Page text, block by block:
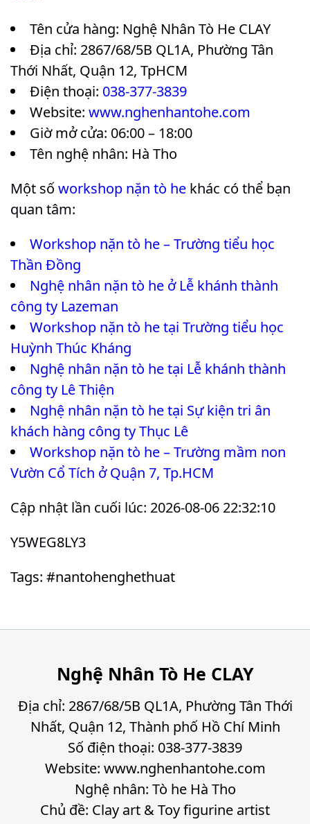
Tên cửa hàng: Nghệ Nhân Tò He CLAY
Địa chỉ: 2867/68/5B QL1A, Phường Tân
Thới Nhất, Quận 12, TpHCM
Điện thoại: 038-377-3839
Website: www.nghenhantohe.com
Giờ mở cửa: 06:00 – 18:00
Tên nghệ nhân: Hà Tho
Một sốworkshop nặn tò he khác có thể bạn
quan tâm:
Workshop nặn tò he – Trường tiểu học
Thần Đồng
Nghệ nhân nặn tò he ở Lễ khánh thành
công ty Lazeman
Workshop nặn tò he tại Trường tiểu học
Huỳnh Thúc Kháng
Nghệ nhân nặn tò he tại Lễ khánh thành
công ty Lê Thiện
Nghệ nhân nặn tò he tại Sự kiện tri ân
khách hàng công ty Thục Lê
Workshop nặn tò he – Trường mầm non
Vườn Cổ Tích ở Quận 7, Tp.HCM
Cập nhật lần cuối lúc: 2026-08-06 22:32:10
Y5WEG8LY3
Tags: #nantohenghethuat
Nghệ Nhân Tò He CLAY
Địa chỉ: 2867/68/5B QL1A, Phường Tân Thới
Nhất, Quận 12, Thành phố Hồ Chí Minh
Số điện thoại: 038-377-3839
Website: www.nghenhantohe.com
Nghệ nhân: Tò he Hà Tho
Chủ đề: Clay art & Toy figurine artist